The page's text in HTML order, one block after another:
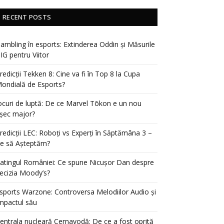
RECENT POSTS
în esports: Extinderea Oddin și Măsurile
pentru Viitor
Tekken 8: Cine va fi în Top 8 la Cupa
de Esports?
de luptă: De ce Marvel Tōkon e un nou
major?
LEC: Roboți vs Experți în Săptămâna 3 –
să Așteptăm?
României: Ce spune Nicușor Dan despre
Moody’s?
Warzone: Controversa Melodiilor Audio și
său
nucleară Cernavodă: De ce a fost oprită